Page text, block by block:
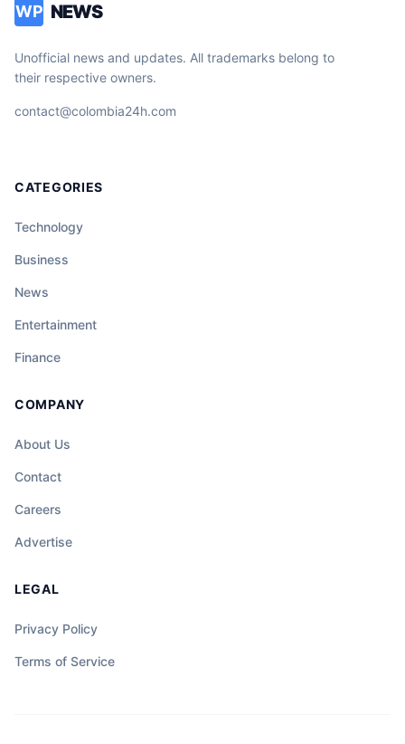
WP NEWS
Unofficial news and updates. All trademarks belong to
their respective owners.
contact@colombia24h.com
CATEGORIES
Technology
Business
News
Entertainment
Finance
COMPANY
About Us
Contact
Careers
Advertise
LEGAL
Privacy Policy
Terms of Service